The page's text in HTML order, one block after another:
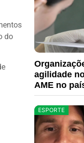
do
agilidade
AME no
ESPORTE